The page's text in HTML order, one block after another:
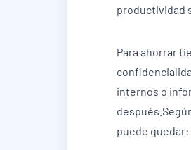
productividad
Para ahorrar
internos o
puede quedar: